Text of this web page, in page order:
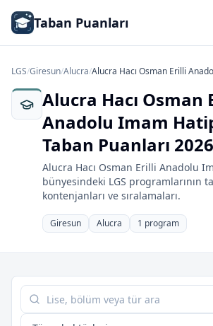
Taban Puanları
LGS/Giresun/Alucra/Alucra Hacı Osman Erilli
Alucra Hacı Osman
Anadolu Imam
Taban Puanları 2026
Alucra Hacı Osman Erilli Anadolu
bünyesindeki LGS programlarının
kontenjanları ve sıralamaları.
Giresun Alucra 1 program
Tabloda ara